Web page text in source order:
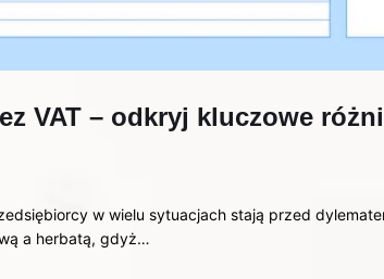
VAT – odkryj kluczowe
w wielu sytuacjach stają przed
a herbatą, gdyż…